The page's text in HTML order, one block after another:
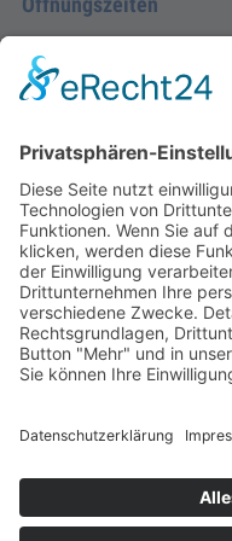
Montag - Donnerstag
09.00 Uhr – 12.00 Uhr
Freitag
09.00 – 12.00 Uhr
Von Juni bis
zusätzlich:
Freitag 15.00 - 17.00 Uhr
Samstag 10.00 - 12.00